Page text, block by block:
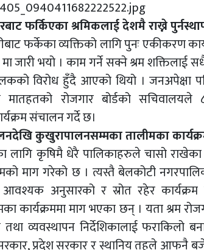
फर्किएका श्रमिकलाई देशमै राख्ने
फर्केका व्यक्तिको लागि पुनः एकीकरण
जारी भयो । काम गर्ने सक्ने श्रम शक्तिलाई
विरोध हुँदै आएको थियो । जनअपेक्षा
मातहतको रोजगार बोर्डको
संचालन गर्दे छ।
कुखुरापालनसम्मका तालीमका
लागि कृषिमै धेरै पालिकाहरुले चासो
माग गरेको छ । त्यस्तै बेलकोटी
अनुसारको र स्रोत रहेर कार्यक्रम
कार्यक्रममा माग भएका छन् । यता श्रम
तथा व्यवस्थापन निर्देशिकालाई
प्रदेश सरकार र स्थानिय तहले आफनै